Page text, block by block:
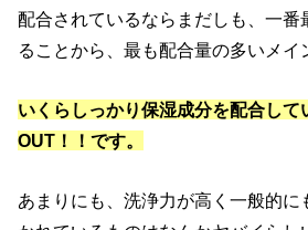
配合されているならまだしも、一番
ることから、最も配合量の多いメイ
いくらしっかり保湿成分を配合して
OUT！！です。
あまりにも、洗浄力が高く一般的に